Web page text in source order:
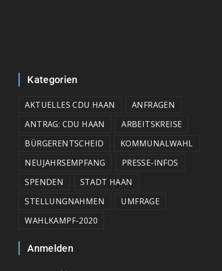
Kategorien
AKTUELLES CDU HAAN
ANFRAGEN
ANTRAG: CDU HAAN
ARBEITSKREISE
BÜRGERENTSCHEID
KOMMUNALWAHL
NEUJAHRSEMPFANG
PRESSE-INFOS
SPENDEN
STADT HAAN
STELLUNGNAHMEN
UMFRAGE
WAHLKAMPF-2020
Anmelden